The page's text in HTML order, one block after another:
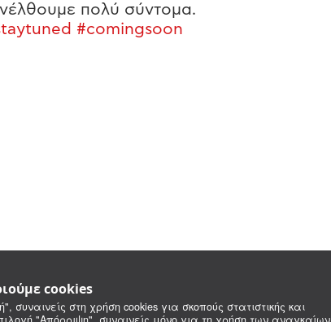
cookies
συναινείς στη χρήση cookies για σκοπούς στατιστικής και
πολύ σύντομα.
#comingsoon